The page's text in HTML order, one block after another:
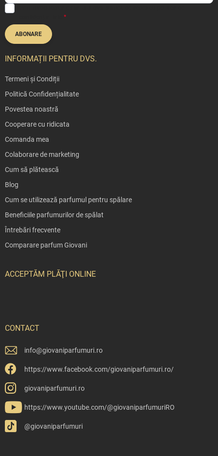
ABONARE
INFORMAȚII PENTRU DVS.
Termeni și Condiții
Politică Confidențialitate
Povestea noastră
Cooperare cu ridicata
Comanda mea
Colaborare de marketing
Cum să plătească
Blog
Cum se utilizează parfumul pentru spălare
Beneficiile parfumurilor de spălat
Întrebări frecvente
Comparare parfum Giovani
ACCEPTĂM PLĂŢI ONLINE
CONTACT
info@giovaniparfumuri.ro
https://www.facebook.com/giovaniparfumuri.ro/
giovaniparfumuri.ro
https://www.youtube.com/@giovaniparfumuriRO
@giovaniparfumuri